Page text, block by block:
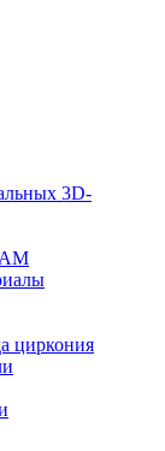
3D-
циркония